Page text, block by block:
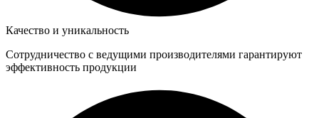
Качество и уникальность
Сотрудничество с ведущими производителями гарантируют
эффективность продукции